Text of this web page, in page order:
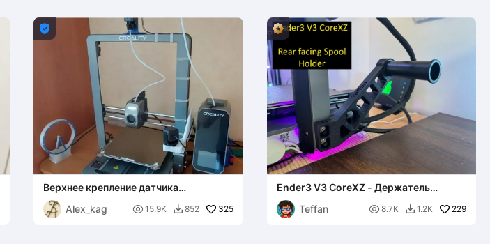

Верхнее крепление датчика
филамента для Ender-3 V3 coreXZ
Alex_kag
 15.9K  852 325
Ender3 V3 CoreXZ - Держатель
катушки (задняя ориентация)
Teffan
 8.7K  1.2K 229